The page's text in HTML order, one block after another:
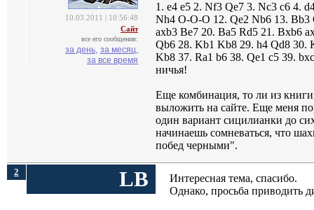
10.03.2011 | 10:56:48
Сайт
все его сообщения:
за день, за месяц,
за все время
1. e4 e5 2. Nf3 Qe7 3. Nc3 c6 4.
Nh4 O-O-O 12. Qe2 Nb6 13.
axb3 Be7 20. Ba5 Rd5 21. Bxb6
Qb6 28. Kb1 Kb8 29. h4 Qd8 30.
Kb8 37. Ra1 b6 38. Qe1 c5 39.
ничья!
Еще комбинация, то ли из
выложить на сайте. Еще меня
один вариант сицилианки до
начинаешь сомневаться, что
побед черными".
2 LB
Интересная тема, спасибо.
Однако, просьба приводить